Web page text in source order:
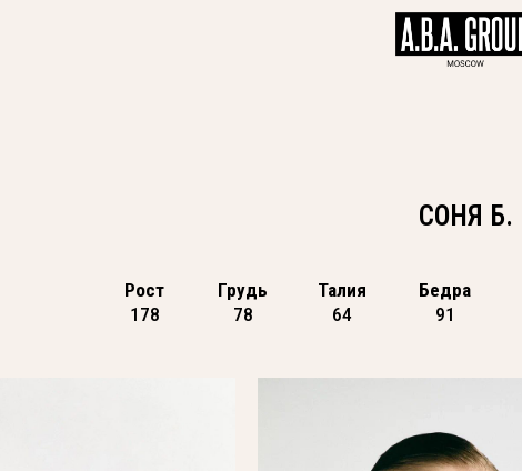
СОНЯ Б.
Рост
178
Грудь
78
Талия
64
Бедра
91